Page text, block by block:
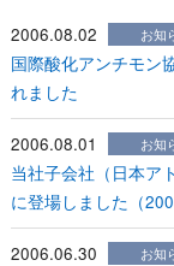
採用情報
アグリ事業
2006.08.02 お知
国際酸化アンチモン
れました
2006.08.01 お知
当社子会社（日本ア
に登場しました（
2006.06.30 お知